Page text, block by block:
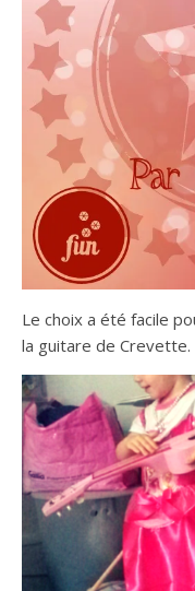
Le choix a été facile
la guitare de Crevette.